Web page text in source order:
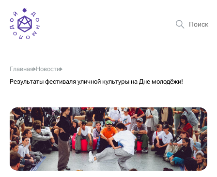
Главная Новости
Результаты фестиваля уличной культуры на Дне молодёжи!